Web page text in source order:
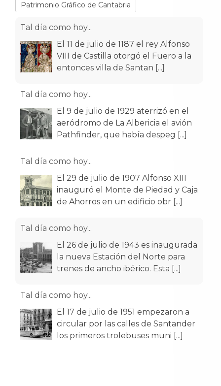
Patrimonio Gráfico de Cantabria
Tal día como hoy...
El 11 de julio de 1187 el rey Alfonso
VIII de Castilla otorgó el Fuero a la
entonces villa de Santan [...]
Tal día como hoy...
El 9 de julio de 1929 aterrizó en el
aeródromo de La Albericia el avión
Pathfinder, que había despeg
[...]
Tal día como hoy...
El 29 de julio de 1907 Alfonso XIII
inauguró el Monte de Piedad y Caja
de Ahorros en un edificio obr [...]
Tal día como hoy...
El 26 de julio de 1943 es inaugurada
la nueva Estación del Norte para
trenes de ancho ibérico. Esta [...]
Tal día como hoy...
El 17 de julio de 1951 empezaron a
circular por las calles de Santander
los primeros trolebuses muni [...]